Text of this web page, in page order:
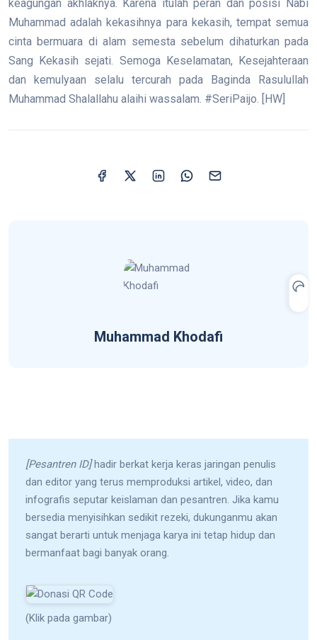
keagungan akhlaknya. Karena itulah peran dan posisi Nabi
Muhammad adalah kekasihnya para kekasih, tempat semua
cinta bermuara di alam semesta sebelum dihaturkan pada
Sang Kekasih sejati. Semoga Keselamatan, Kesejahteraan
dan kemulyaan selalu tercurah pada Baginda Rasulullah
Muhammad Shalallahu alaihi wassalam. #SeriPaijo. [HW]
Muhammad Khodafi
[Pesantren ID]hadir berkat kerja keras jaringan penulis
dan editor yang terus memproduksi artikel, video, dan
infografis seputar keislaman dan pesantren. Jika kamu
bersedia menyisihkan sedikit rezeki, dukunganmu akan
sangat berarti untuk menjaga karya ini tetap hidup dan
bermanfaat bagi banyak orang.
(Klik pada gambar)